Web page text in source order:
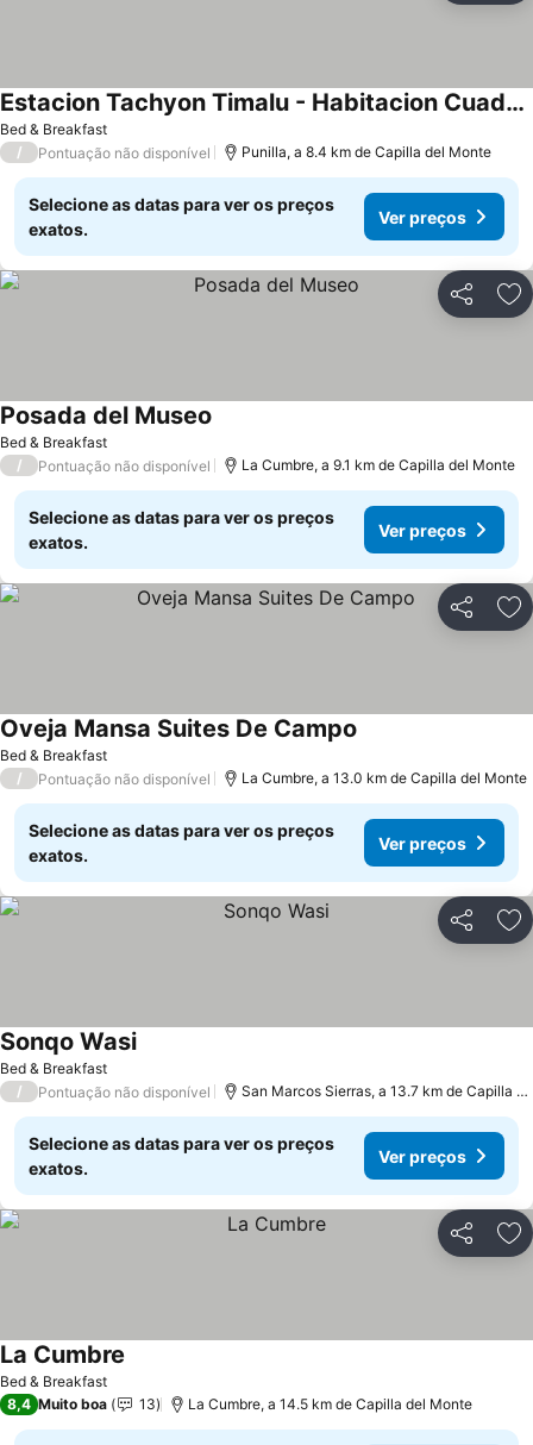
Bed & Breakfast
Estacion Tachyon Timalu - Habitacion Cuadruple
Ver preços
/ Pontuação não disponível Punilla, a 8.4 km de Capilla del Monte
Selecione as datas para ver os preços
exatos.
Ver preços
Partilhar
Bed & Breakfast
Posada del Museo
/ Pontuação não disponível La Cumbre, a 9.1 km de Capilla del Monte
Selecione as datas para ver os preços
exatos.
Ver preços
Partilhar
Bed & Breakfast
Oveja Mansa Suites De Campo
/ Pontuação não disponível La Cumbre, a 13.0 km de Capilla del Monte
Selecione as datas para ver os preços
exatos.
Ver preços
Partilhar
Bed & Breakfast
Sonqo WasiVer preços
/ Pontuação não disponível San Marcos Sierras, a 13.7 km de Capilla
Selecione as datas para ver os preços
exatos.
Ver preços
Partilhar
Bed & Breakfast
La Cumbre
8,4 Muito boa 13 La Cumbre, a 14.5 km de Capilla del Monte